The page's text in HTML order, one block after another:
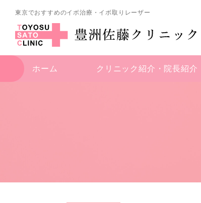
東京でおすすめのイボ治療・イボ取りレーザー
ホーム クリニック紹介・ 院長紹介